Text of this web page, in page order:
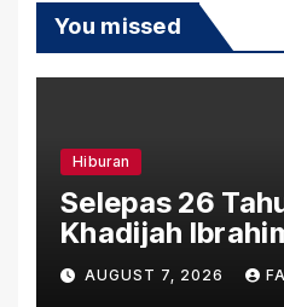
You missed
Hiburan
Selepas 26
Khadijah
“Ibu Doa”
Penuh Makna
AUGUST 7, 2026